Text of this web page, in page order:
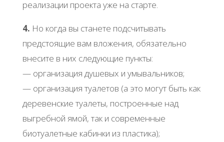
реализации проекта уже на старте.
4. Но когда вы станете подсчитывать
предстоящие вам вложения, обязательно
внесите в них следующие пункты:
— организация душевых и умывальников;
— организация туалетов (а это могут быть как
деревенские туалеты, построенные над
выгребной ямой, так и современные
биотуалетные кабинки из пластика);